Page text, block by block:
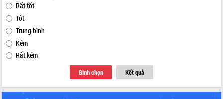
Rất tốt
Tốt
Trung bình
Kém
Rất kém
Bình chọn Kết quả